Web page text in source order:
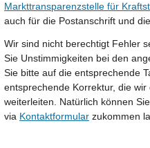
Markttransparenzstelle für
auch für die Postanschrift und
Wir sind nicht berechtigt Fehler
Sie Unstimmigkeiten bei den
Sie bitte auf die entsprechende
entsprechende Korrektur, die
weiterleiten. Natürlich können
via Kontaktformular zukommen